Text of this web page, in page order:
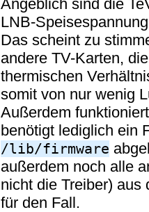
Angeblich sind die
LNB-
Das scheint zu
andere TV-Karten,
thermischen
somit von nur wenig
Außerdem
benötigt lediglich ein
/lib/firmware
außerdem noch alle
nicht die Treiber) aus
für den Fall.